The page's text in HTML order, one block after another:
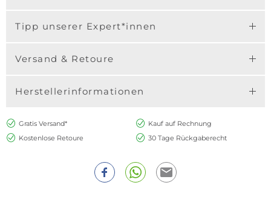
Tipp unserer Expert*innen
Versand & Retoure
Herstellerinformationen
Gratis Versand*
Kauf auf Rechnung
Kostenlose Retoure
30 Tage Rückgaberecht